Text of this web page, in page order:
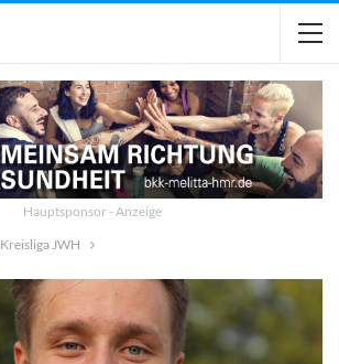
Hauptsponsor - Anzeige
Kreisliga JWH